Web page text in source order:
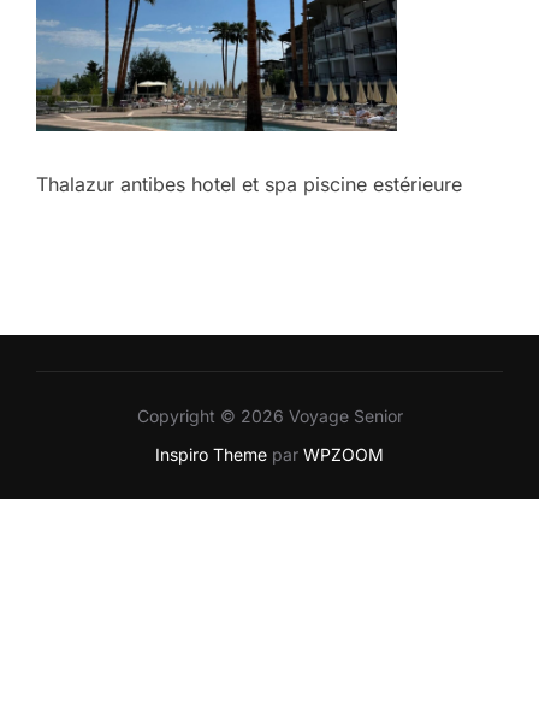
Thalazur antibes hotel et spa piscine estérieure
Copyright © 2026 Voyage Senior
Inspiro Theme par WPZOOM